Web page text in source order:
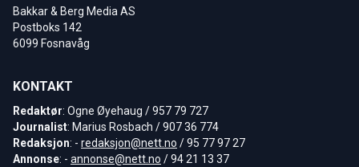
Bakkar & Berg Media AS
Postboks 142
6099 Fosnavåg
KONTAKT
Redaktør: Ogne Øyehaug / 957 79 727
Journalist: Marius Rosbach / 907 36 774
Redaksjon: - redaksjon@nett.no / 95 77 97 27
Annonse: - annonse@nett.no / 94 21 13 37